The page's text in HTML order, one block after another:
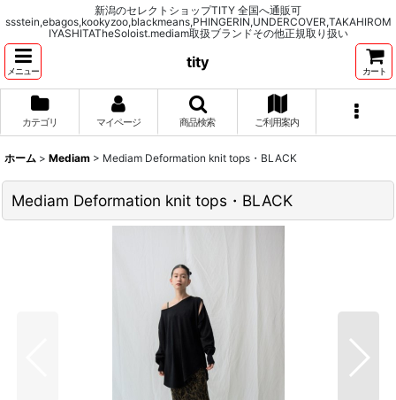
新潟のセレクトショップTITY 全国へ通販可
ssstein,ebagos,kookyzoo,blackmeans,PHINGERIN,UNDERCOVER,TAKAHIROM
IYASHITATheSoloist.mediam取扱ブランドその他正規取り扱い
メニュー
tity
カート
カテゴリ マイページ 商品検索 ご利用案内
ホーム > Mediam > Mediam Deformation knit tops・BLACK
Mediam Deformation knit tops・BLACK